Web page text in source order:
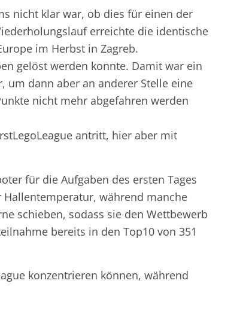
nicht klar war, ob dies für einen der
erreichte die identische
im Herbst in Zagreb.
gelöst werden konnte. Damit war ein
um dann aber an anderer Stelle eine
nicht mehr abgefahren werden
antritt, hier aber mit
für die Aufgaben des ersten Tages
während manche
schieben, sodass sie den Wettbewerb
bereits in den Top10 von 351
konzentrieren können, während